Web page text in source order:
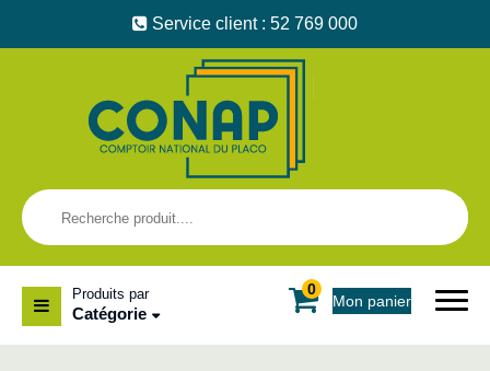
Service client : 52 769 000
0
Mon panier
Produits par
Catégorie